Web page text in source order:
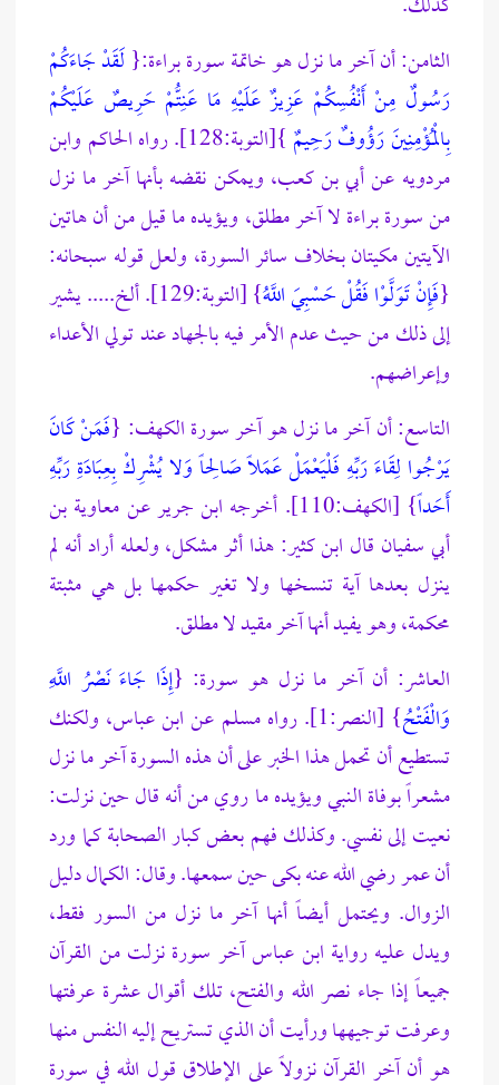
الثامن: أن آخر ما نزل هو خاتمة سورة براءة:{لَقَدْ جَاءَكُمْ
رَسُولٌ مِنْ أَنْفُسِكُمْ عَزِيزٌ عَلَيْهِ مَا عَنِتُّمْ حَرِيصٌ عَلَيْكُمْ
بِالْمُؤْمِنِينَ رَؤُوفٌ رَحِيمٌ
}[التوبة:128]. رواه الحاكم وابن
مردويه عن أبي بن كعب، ويمكن نقضه بأنها آخر ما نزل
من سورة براءة لا آخر مطلق، ويؤيده ما قيل من أن هاتين
الآيتين مكيتان بخلاف سائر السورة، ولعل قوله سبحانه:
{فَإِنْ تَوَلَّوْا فَقُلْ حَسْبِيَ اللَّهُ
} [التوبة:129]. ألخ..... يشير
إلى ذلك من حيث عدم الأمر فيه بالجهاد عند تولي الأعداء
وإعراضهم.
التاسع: أن آخر ما نزل هو آخر سورة الكهف: {فَمَنْ كَانَ
يَرْجُوا لِقَاءَ رَبِّهِ فَلْيَعْمَلْ عَمَلاً صَالِحاً وَلا يُشْرِكْ بِعِبَادَةِ رَبِّهِ
أَحَداً
} [الكهف:110]. أخرجه ابن جرير عن معاوية بن
أبي سفيان قال ابن كثير: هذا أثر مشكل، ولعله أراد أنه لم
ينزل بعدها آية تنسخها ولا تغير حكمها بل هي مثبتة
محكمة، وهو يفيد أنها آخر مقيد لا مطلق.
العاشر: أن آخر ما نزل هو سورة: {إِذَا جَاءَ نَصْرُ اللَّهِ
وَالْفَتْحُ
} [النصر:1]. رواه مسلم عن ابن عباس، ولكنك
تستطيع أن تحمل هذا الخبر على أن هذه السورة آخر ما نزل
مشعراً بوفاة النبي ويؤيده ما روي من أنه قال حين نزلت:
نعيت إلى نفسي. وكذلك فهم بعض كبار الصحابة كما ورد
أن عمر رضي الله عنه بكى حين سمعها. وقال: الكمال دليل
الزوال. ويحتمل أيضاً أنها آخر ما نزل من السور فقط،
ويدل عليه رواية ابن عباس آخر سورة نزلت من القرآن
جميعاً إذا جاء نصر الله والفتح، تلك أقوال عشرة عرفتها
وعرفت توجيهها ورأيت أن الذي تستريح إليه النفس منها
هو أن آخر القرآن نزولاً على الإطلاق قول الله في سورة